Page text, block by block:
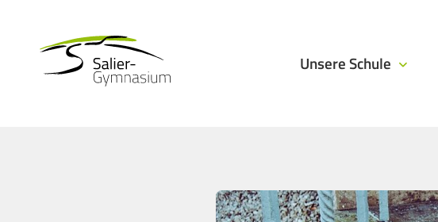
Unsere Schule